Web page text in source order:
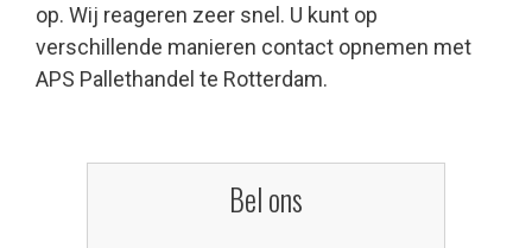
op. Wij reageren zeer snel. U kunt op
verschillende manieren contact opnemen met
APS Pallethandel te Rotterdam.
Bel ons